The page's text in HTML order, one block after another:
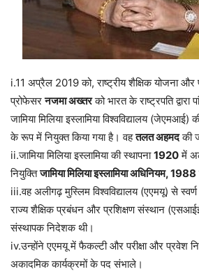
i.11 अप्रैल 2019 को, राष्ट्रीय शैक्षिक योजना
प्रोफेसरनजमा अख्तरको भारत के राष्ट्रपति
जामिया मिलिया इस्लामिया विश्वविद्यालय (जेएमआई)
के रूप में नियुक्त किया गया है। वहतलत अहमदकी
ii.जामिया मिलिया इस्लामिया की स्थापना1920में
नियुक्तिजामिया मिलिया इस्लामिया अधिनियम, 1988
iii.वह अलीगढ़ मुस्लिम विश्वविद्यालय (एएमयू) से
राज्य शैक्षिक प्रबंधन और प्रशिक्षण संस्थान
संस्थापक निदेशक थी।
iv.उन्होंने एएमयू में फैकल्टी और परीक्षा और प्रवेश
अकादमिक कार्यक्रमों के पद संभाले।